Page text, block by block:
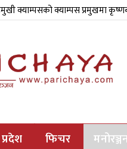
क्याम्पसको क्याम्पस प्रमुखमा
प्रदेश फिचर